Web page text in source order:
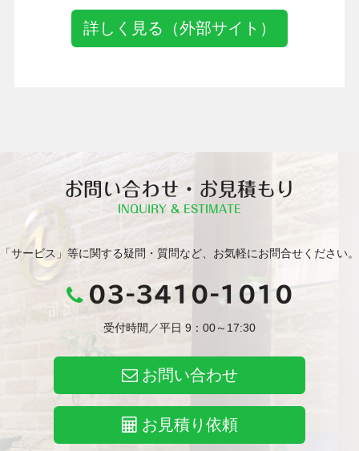
詳しく見る（外部サイト）
お問い合わせ・お見積もり
INQUIRY & ESTIMATE
「サービス」等に関する疑問・質問など、お気軽にお問合せください。
03-3410-1010
受付時間／平日 9：00～17:30
お問い合わせ
お見積り依頼